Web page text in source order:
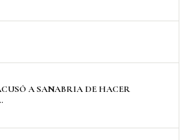
A SANABRIA DE HACER